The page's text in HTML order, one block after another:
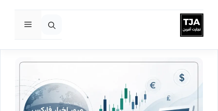
پرش
به
فهرست